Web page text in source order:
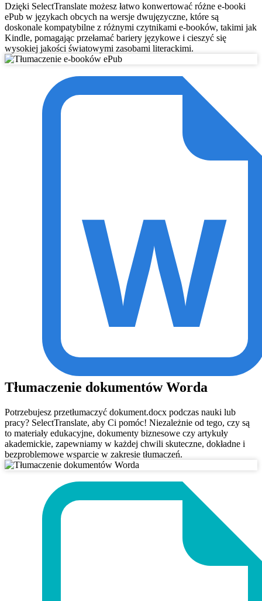
Dzięki SelectTranslate możesz łatwo konwertować różne e-booki
ePub w językach obcych na wersje dwujęzyczne, które są
doskonale kompatybilne z różnymi czytnikami e-booków, takimi jak
Kindle, pomagając przełamać bariery językowe i cieszyć się
wysokiej jakości światowymi zasobami literackimi.
Tłumaczenie dokumentów Worda
Potrzebujesz przetłumaczyć dokument.docx podczas nauki lub
pracy? SelectTranslate, aby Ci pomóc! Niezależnie od tego, czy są
to materiały edukacyjne, dokumenty biznesowe czy artykuły
akademickie, zapewniamy w każdej chwili skuteczne, dokładne i
bezproblemowe wsparcie w zakresie tłumaczeń.